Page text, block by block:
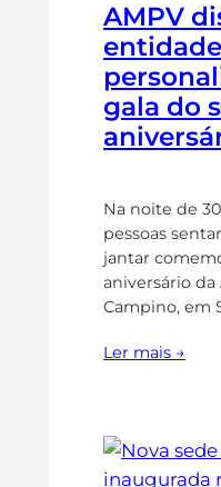
AMPV
gala do
Na noite de
pessoas
jantar
aniversário da
Campino, em
Ler mais →